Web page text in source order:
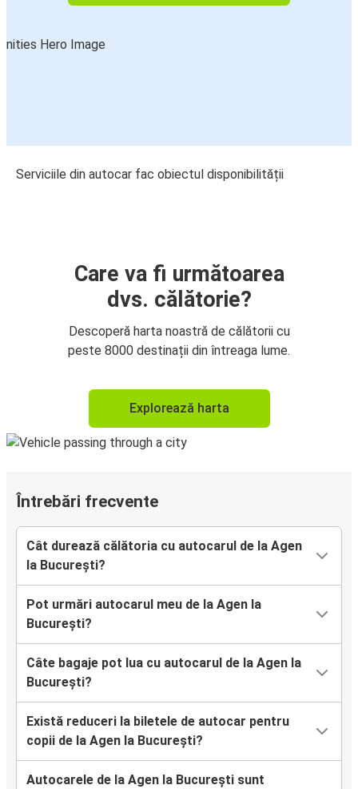
Serviciile din autocar fac obiectul disponibilității
Care va fi următoarea
dvs. călătorie?
Descoperă harta noastră de călătorii cu
peste 8000 destinații din întreaga lume.
Explorează harta
Întrebări frecvente
Cât durează călătoria cu autocarul de la Agen
la București?
Pot urmări autocarul meu de la Agen la
București?
Câte bagaje pot lua cu autocarul de la Agen la
București?
Există reduceri la biletele de autocar pentru
copii de la Agen la București?
Autocarele de la Agen la București sunt